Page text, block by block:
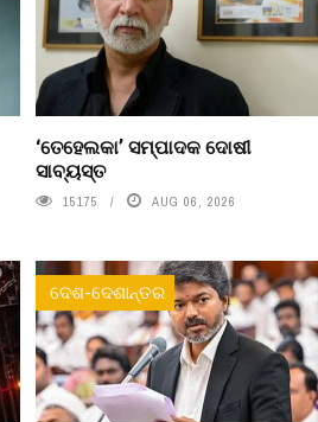
‘ତେହେଲକା’ ସମ୍ପାଦକ ଦୋଷୀ
ସାବ୍ୟସ୍ତ
15175 AUG 06, 2026
ଦେଶ-ଦେଶାନ୍ତର